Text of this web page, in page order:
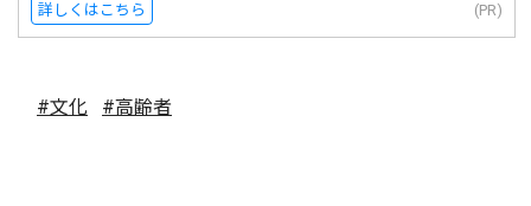
詳しくはこちら (PR)
#文化 #高齢者